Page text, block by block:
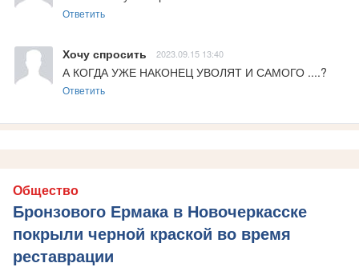
Ответить
Хочу спросить 2023.09.15 13:40
А КОГДА УЖЕ НАКОНЕЦ УВОЛЯТ И САМОГО ....?
Ответить
Общество
Бронзового Ермака в Новочеркасске
покрыли черной краской во время
реставрации